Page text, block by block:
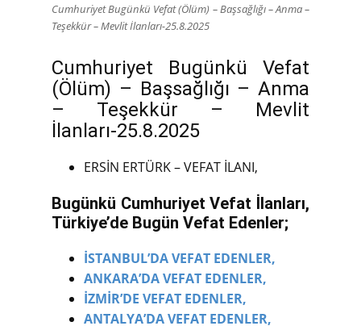
Cumhuriyet Bugünkü Vefat (Ölüm) – Başsağlığı – Anma –
Teşekkür – Mevlit İlanları-25.8.2025
Cumhuriyet Bugünkü Vefat
(Ölüm) – Başsağlığı – Anma
– Teşekkür – Mevlit
İlanları-25.8.2025
ERSİN ERTÜRK – VEFAT İLANI,
Bugünkü Cumhuriyet Vefat İlanları,
Türkiye’de Bugün Vefat Edenler;
İSTANBUL’DA VEFAT EDENLER,
ANKARA’DA VEFAT EDENLER,
İZMİR’DE VEFAT EDENLER,
ANTALYA’DA VEFAT EDENLER,